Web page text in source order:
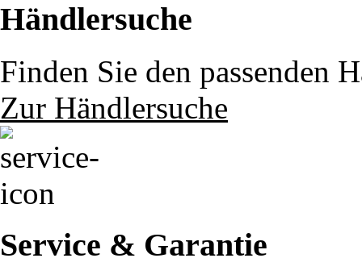
Händlersuche
Finden Sie den passenden
Zur Händlersuche
Service & Garantie